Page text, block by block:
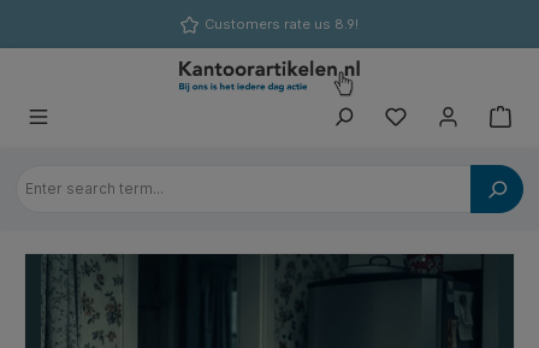
Customers rate us 8.9!